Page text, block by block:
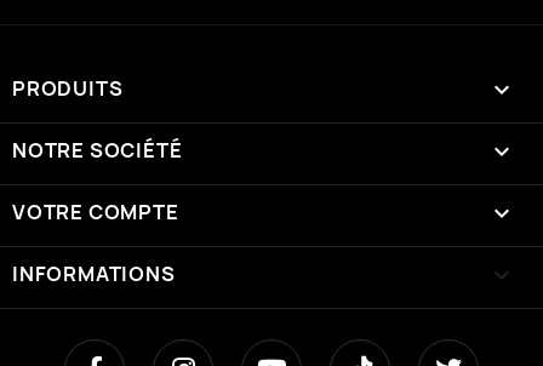
PRODUITS 
NOTRE SOCIÉTÉ 
VOTRE COMPTE 
INFORMATIONS keyboard_arrow_down